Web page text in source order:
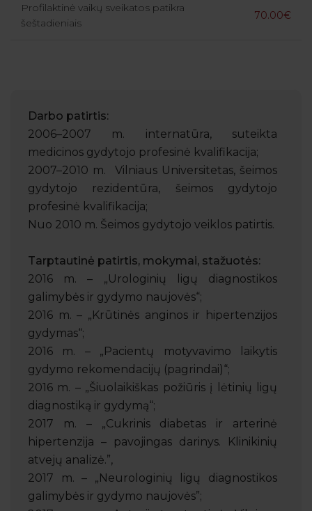
Profilaktinė vaikų sveikatos patikra
šeštadieniais
70.00€
Darbo patirtis:
2006–2007 m. internatūra, suteikta
medicinos gydytojo profesinė kvalifikacija;
2007–2010 m. Vilniaus Universitetas, šeimos
gydytojo rezidentūra, šeimos gydytojo
profesinė kvalifikacija;
Nuo 2010 m. Šeimos gydytojo veiklos patirtis.
Tarptautinė patirtis, mokymai, stažuotės:
2016 m. – „Urologinių ligų diagnostikos
galimybės ir gydymo naujovės“;
2016 m. – „Krūtinės anginos ir hipertenzijos
gydymas“;
2016 m. – „Pacientų motyvavimo laikytis
gydymo rekomendacijų (pagrindai)“;
2016 m. – „Šiuolaikiškas požiūris į lėtinių ligų
diagnostiką ir gydymą“;
2017 m. – „Cukrinis diabetas ir arterinė
hipertenzija – pavojingas darinys. Klinikinių
atvejų analizė.”,
2017 m. – „Neurologinių ligų diagnostikos
galimybės ir gydymo naujovės”;